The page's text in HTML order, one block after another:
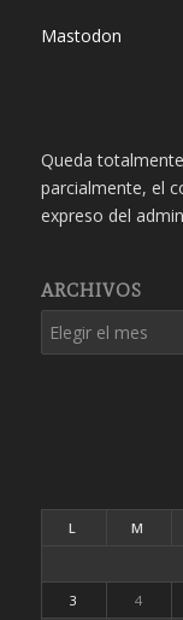
Mastodon
Queda
parcialmente, el
expreso del
ARCHIVOS
L M
3
4